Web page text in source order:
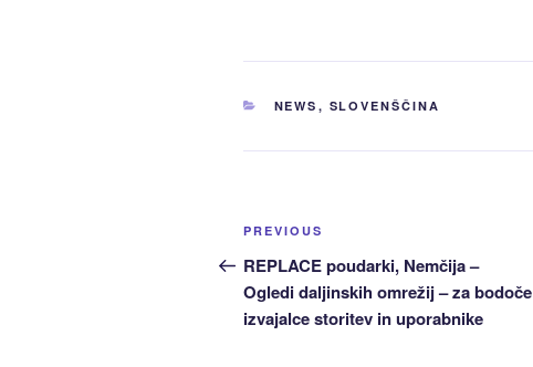
CATEGORIES
NEWS , SLOVENŠČINA
Post
navigation
Previous
Post
PREVIOUS
REPLACE poudarki, Nemčija –
Ogledi daljinskih omrežij – za bodoče
izvajalce storitev in uporabnike